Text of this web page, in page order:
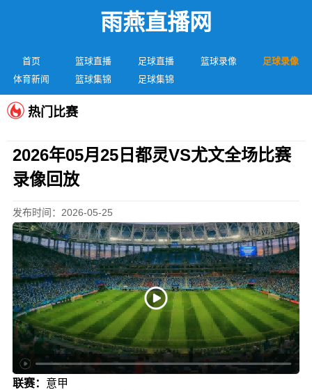
雨燕直播网
首页 篮球直播 足球直播 篮球录像
足球录像
体育新闻
篮球集锦 足球集锦
热门比赛
2026年05月25日都灵VS尤文全场比赛
录像回放
发布时间：2026-05-25
联赛： 意甲